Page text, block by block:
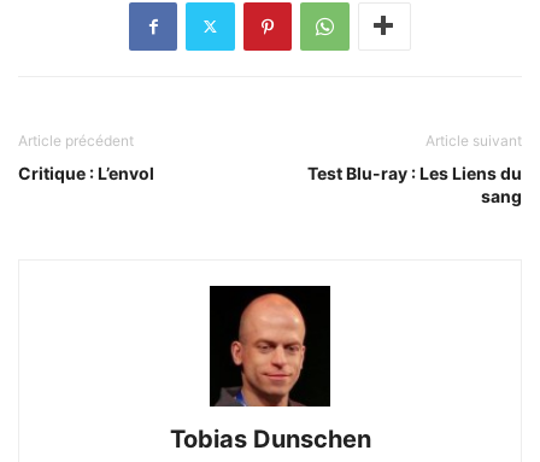
Article précédent
Critique : L’envol
Article suivant
Test Blu-ray : Les Liens du
sang
Tobias Dunschen